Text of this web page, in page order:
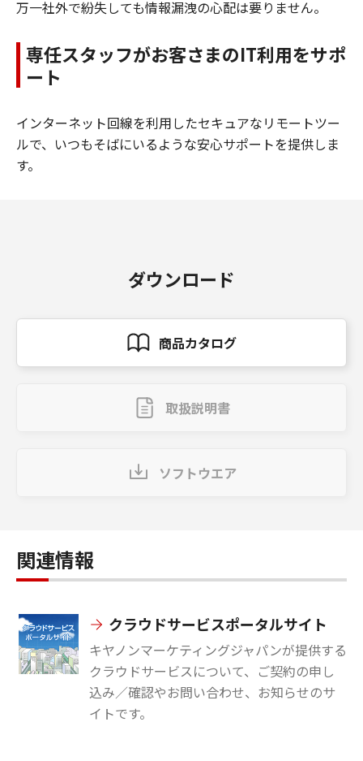
万一社外で紛失しても情報漏洩の心配は要りません。
専任スタッフがお客さまのIT利用をサポ
ート
インターネット回線を利用したセキュアなリモートツー
ルで、いつもそばにいるような安心サポートを提供しま
す。
ダウンロード
商品カタログ
取扱説明書
ソフトウエア
関連情報
クラウドサービスポータルサイト
キヤノンマーケティングジャパンが提供する
クラウドサービスについて、ご契約の申し
込み／確認やお問い合わせ、お知らせのサ
イトです。